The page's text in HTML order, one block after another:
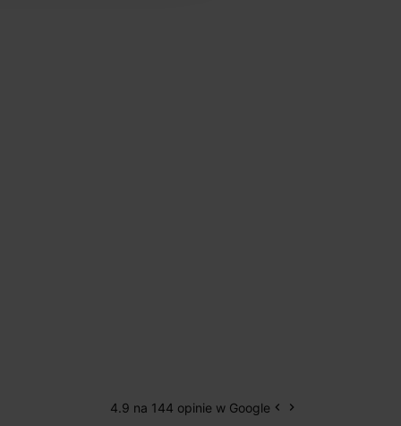
4.9 na 144 opinie w Google Poprzedni
keyboard_arrow_left Następny
keyboard_arrow_right